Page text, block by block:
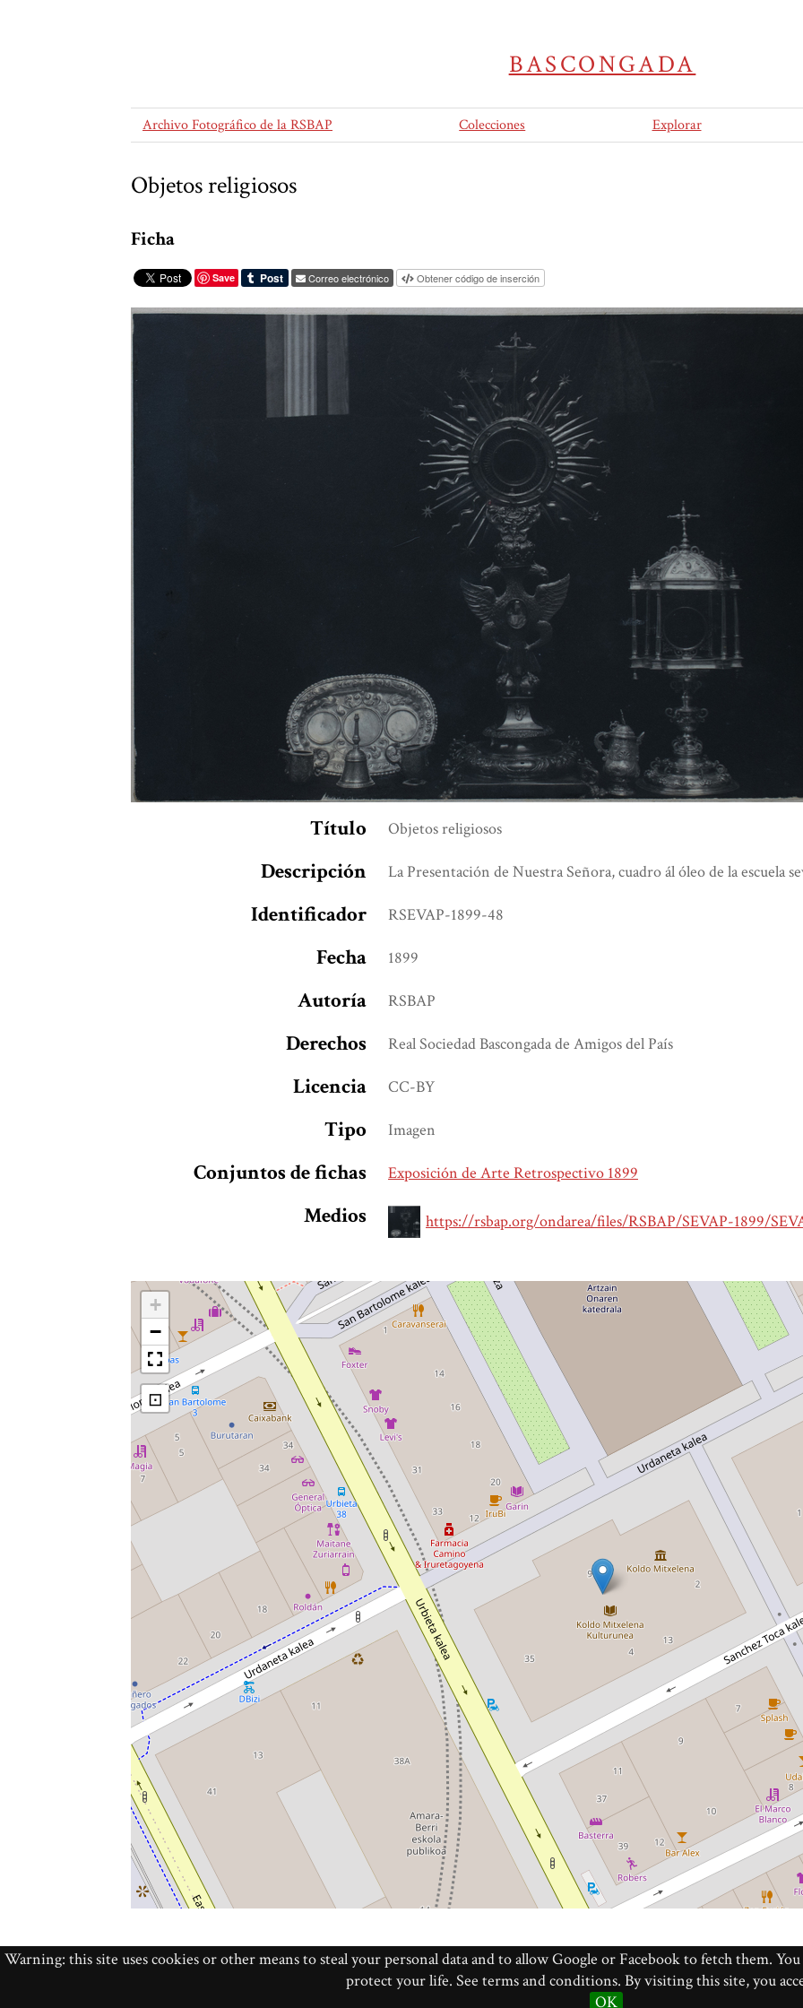
Warning: this site uses cookies or other means to steal your personal data and to allow Google or Facebook to fetch them.
protect your life. See terms and conditions. By visiting this site, you
OK
BASCONGADA
Archivo Fotográfico de la RSBAP Colecciones Explorar
Objetos religiosos
Ficha
Save Correo electrónico Obtener código de inserción
Título Objetos religiosos
Descripción La Presentación de Nuestra Señora, cuadro ál óleo de la escuela
Identificador RSEVAP-1899-48
Fecha 1899
Autoría RSBAP
Derechos Real Sociedad Bascongada de Amigos del País
Licencia CC-BY
Tipo Imagen
Conjuntos de fichas Exposición de Arte Retrospectivo 1899
Medios https://rsbap.org/ondarea/files/RSBAP/SEVAP-1899/
+
−
⊡
Hecho con Omeka S